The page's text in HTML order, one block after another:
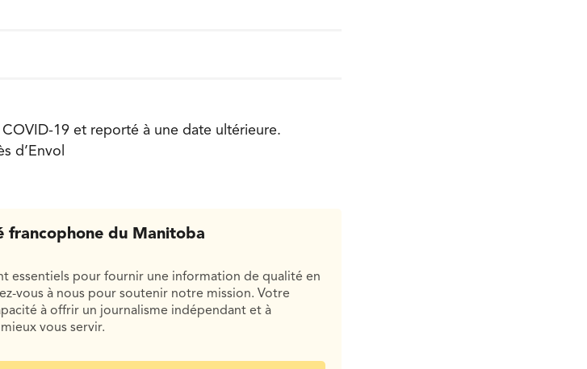
19 et reporté à une date ultérieure.
d’Envol
francophone du Manitoba
essentiels pour fournir une information de qualité en
vous à nous pour soutenir notre mission. Votre
à offrir un journalisme indépendant et à
vous servir.